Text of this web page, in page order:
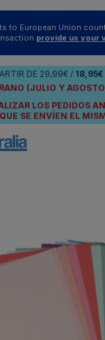
to European Union
provide us your
DE 29,99€ / 18,95€
(JULIO Y
LOS PEDIDOS
SE ENVÍEN EL